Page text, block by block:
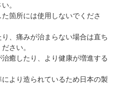
。
箇所には使用しないでくださ
、痛みが治まらない場合は直ち
さい。
癒したり、より健康が増進する
より造られているため日本の製